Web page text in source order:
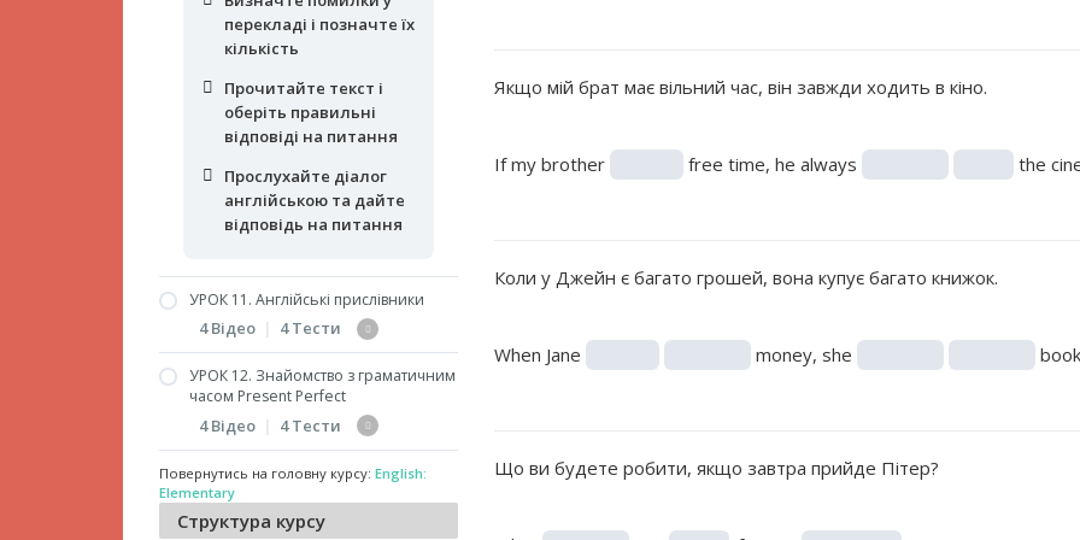
Якщо мій брат має вільний час, він завжди ходить в кіно.
If my brother free time, he always the
Коли у Джейн є багато грошей, вона купує багато книжок.
When Jane money, she
Що ви будете робити, якщо завтра прийде Пітер?
відповіді на питання
Прослухайте діалог
англійською та дайте
відповідь на питання
перекладі і позначте їх
кількість
Прочитайте текст і
оберіть правильні
відповіді на питання
Прослухайте діалог
англійською та дайте
відповідь на питання
УРОК 11. Англійські прислівники
4 Відео | 4 Тести
Прислівники та їх місце
у реченні. Частина 1
Прислівники та їх місце
у реченні. Частина 2
Вживання слів many,
УРОК 12. Знайомство з граматичним
часом Present Perfect
4 Відео | 4 Тести
Знайомство з Present
Perfect
Повернутись на головну курсу: English:
Elementary
Структура курсу